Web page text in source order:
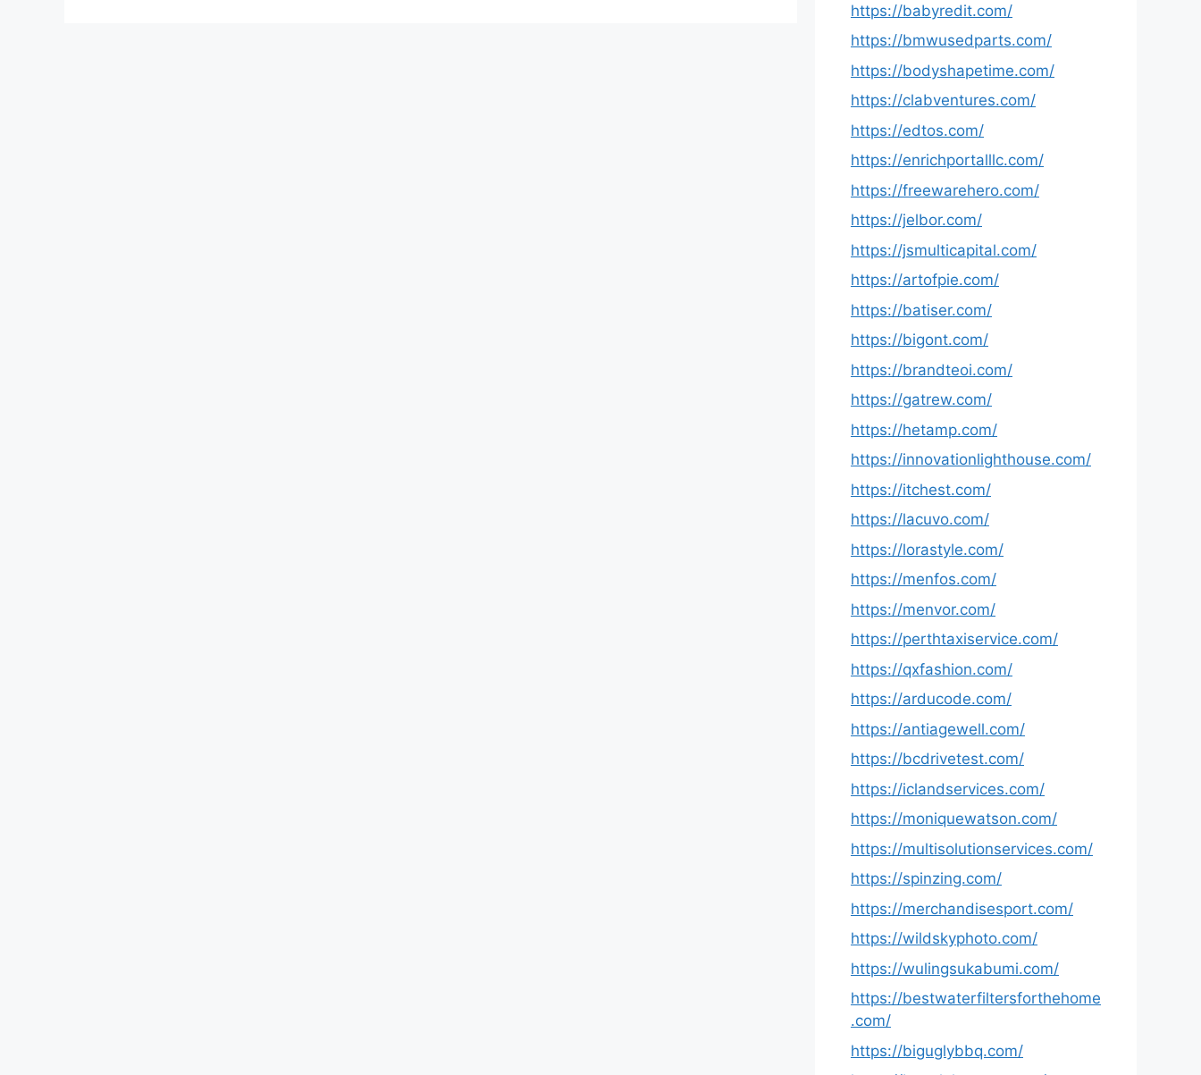
https://babyredit.com/
https://bmwusedparts.com/
https://bodyshapetime.com/
https://clabventures.com/
https://edtos.com/
https://enrichportalllc.com/
https://freewarehero.com/
https://jelbor.com/
https://jsmulticapital.com/
https://artofpie.com/
https://batiser.com/
https://bigont.com/
https://brandteoi.com/
https://gatrew.com/
https://hetamp.com/
https://innovationlighthouse.com/
https://itchest.com/
https://lacuvo.com/
https://lorastyle.com/
https://menfos.com/
https://menvor.com/
https://perthtaxiservice.com/
https://qxfashion.com/
https://arducode.com/
https://antiagewell.com/
https://bcdrivetest.com/
https://iclandservices.com/
https://moniquewatson.com/
https://multisolutionservices.com/
https://spinzing.com/
https://merchandisesport.com/
https://wildskyphoto.com/
https://wulingsukabumi.com/
https://bestwaterfiltersforthehome
.com/
https://biguglybbq.com/